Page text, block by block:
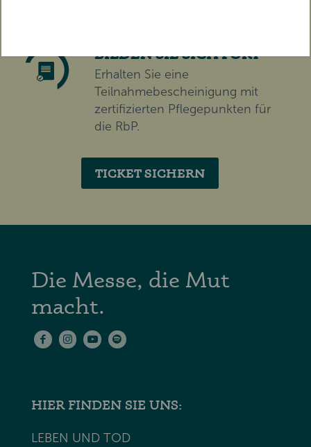
BILDEN SIE SICH FORT
Erhalten Sie eine
Teilnahmebescheinigung mit
zertifizierten Pflegepunkten für
die RbP.
TICKET SICHERN
Die Messe, die Mut
macht.
HIER FINDEN SIE UNS:
LEBEN UND TOD